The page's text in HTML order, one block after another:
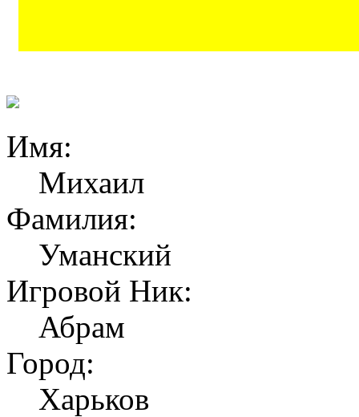
Имя:
Михаил
Фамилия:
Уманский
Игровой Ник:
Абрам
Город:
Харьков